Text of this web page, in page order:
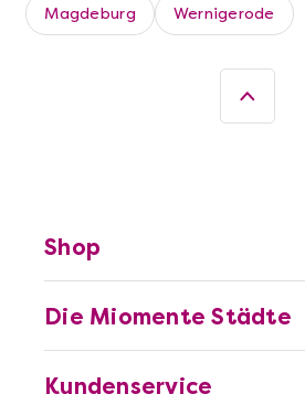
Leipzig erschmecken
Magdeburg Wernigerode
Kundenservice
Die Miomente Städte
Shop